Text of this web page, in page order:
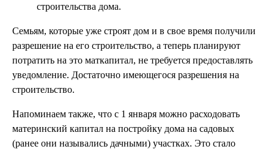
строительства дома.
Семьям, которые уже строят дом и в свое время получили
разрешение на его строительство, а теперь планируют
потратить на это маткапитал, не требуется предоставлять
уведомление. Достаточно имеющегося разрешения на
строительство.
Напоминаем также, что с 1 января можно расходовать
материнский капитал на постройку дома на садовых
(ранее они назывались дачными) участках. Это стало